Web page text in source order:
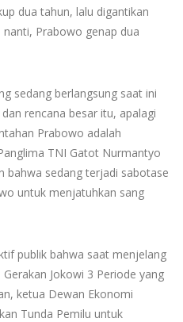
dua tahun, lalu digantikan
Prabowo genap dua
sedang berlangsung saat ini
rencana besar itu, apalagi
Prabowo adalah
TNI Gatot Nurmantyo
bahwa sedang terjadi sabotase
untuk menjatuhkan sang
publik bahwa saat menjelang
Jokowi 3 Periode yang
ketua Dewan Ekonomi
Tunda Pemilu untuk